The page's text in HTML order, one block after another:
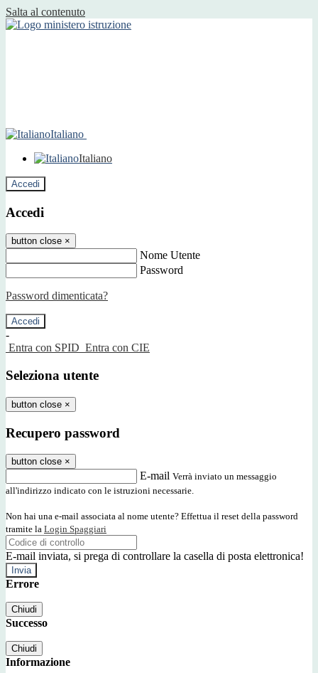
Salta al contenuto
Italiano
Italiano
Accedi
Accedi
button close ×
Nome Utente
Password
Password dimenticata?
-
Entra con SPID Entra con CIE
Seleziona utente
button close ×
Recupero password
button close ×
E-mail Verrà inviato un messaggio
all'indirizzo indicato con le istruzioni necessarie.
Non hai una e-mail associata al nome utente? Effettua il reset della password
tramite la Login Spaggiari
E-mail inviata, si prega di controllare la casella di posta elettronica!
Errore
Chiudi
Successo
Chiudi
Informazione